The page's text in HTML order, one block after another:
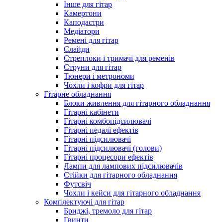
Інше для гітар
Камертони
Каподастри
Медіатори
Ремені для гітар
Слайди
Стреплоки і тримачі для ременів
Струни для гітар
Тюнери і метрономи
Чохли і кофри для гітар
Гітарне обладнання
Блоки живлення для гітарного обладнання
Гітарні кабінети
Гітарні комбопідсилювачі
Гітарні педалі ефектів
Гітарні підсилювачі
Гітарні підсилювачі (голови)
Гітарні процесори ефектів
Лампи для лампових підсилювачів
Стійки для гітарного обладнання
Футсвіч
Чохли і кейси для гітарного обладнання
Комплектуючі для гітар
Бриджі, тремоло для гітар
Гвинти